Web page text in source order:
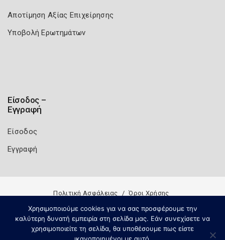
Αποτίμηση Αξίας Επιχείρησης
Υποβολή Ερωτημάτων
Είσοδος –
Εγγραφή
Είσοδος
Εγγραφή
Πολιτική Ασφάλειας Όροι Χρήσης
Χρησιμοποιούμε cookies για να σας προσφέρουμε την
καλύτερη δυνατή εμπειρία στη σελίδα μας. Εάν συνεχίσετε να
χρησιμοποιείτε τη σελίδα, θα υποθέσουμε πως είστε
Copyright 2026 Knowledge A.E.